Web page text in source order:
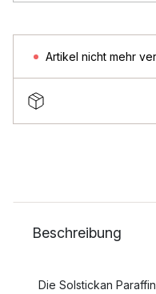
Artikel nicht mehr
Beschreibung
Die Solstickan